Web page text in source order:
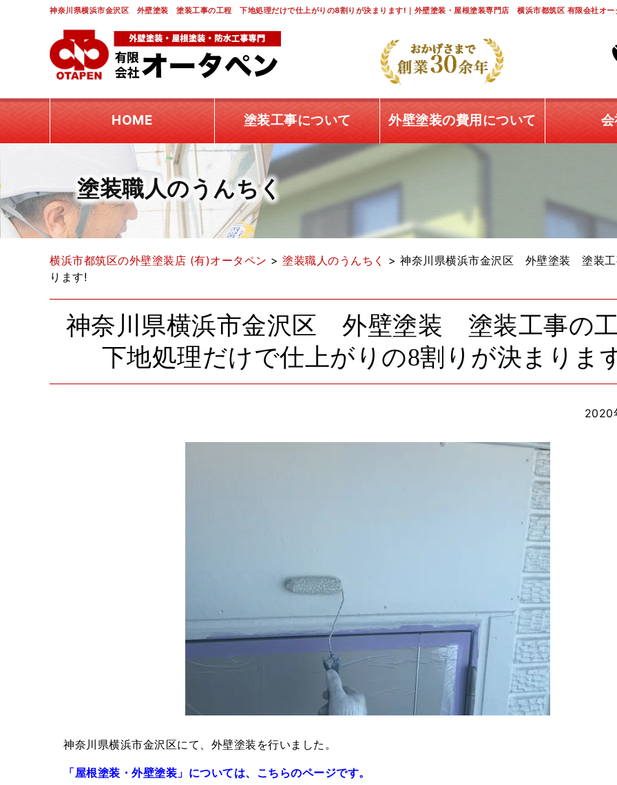
神奈川県横浜市金沢区 外壁塗装 塗装工事の工程 下地処理だけで仕上がりの8割りが決まります!｜外壁塗装・屋根塗装専門店 横浜市都筑区 有限会社オー
HOME 塗装工事について 外壁塗装の費用について
塗装職人のうんちく
横浜市都筑区の外壁塗装店 (有)オータペン > 塗装職人のうんちく > 神奈川県横浜市金沢区 外壁塗装 塗装
ります!
神奈川県横浜市金沢区 外壁塗装 塗装工事
下地処理だけで仕上がりの8割りが決まりま
2020
神奈川県横浜市金沢区にて、外壁塗装を行いました。
「屋根塗装・外壁塗装」については、こちらのページです。